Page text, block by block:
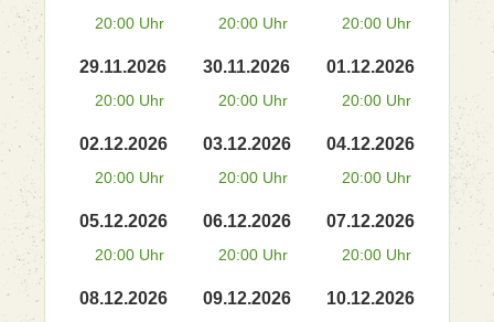
20:00 Uhr 20:00 Uhr 20:00 Uhr
29.11.2026
20:00 Uhr
30.11.2026
20:00 Uhr
01.12.2026
20:00 Uhr
02.12.2026
20:00 Uhr
03.12.2026
20:00 Uhr
04.12.2026
20:00 Uhr
05.12.2026
20:00 Uhr
06.12.2026
20:00 Uhr
07.12.2026
20:00 Uhr
08.12.2026 09.12.2026 10.12.2026